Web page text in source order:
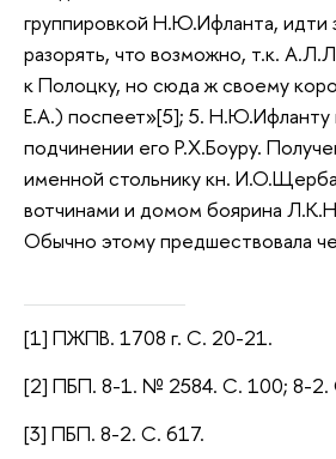
группировкой Н.Ю.Ифланта, идти
разорять, что возможно, т.к.
к Полоцку, но сюда ж своему
Е.А.) поспеет»[5]; 5. Н.Ю.Ифланту
подчинении его Р.Х.Боуру.
именной стольнику кн.
вотчинами и домом боярина
Обычно этому предшествовала
[1] ПЖПВ. 1708 г. С. 20-21.
[2] ПБП. 8-1. № 2584. С. 100; 8-2.
[3] ПБП. 8-2. С. 617.